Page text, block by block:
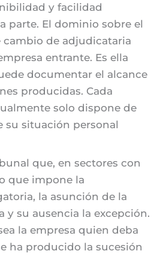
y facilidad
parte. El dominio sobre el
cambio de adjudicataria
entrante. Es ella
documentar el alcance
producidas. Cada
solo dispone de
su situación personal
que, en sectores con
que impone la
la asunción de la
y su ausencia la excepción.
la empresa quien deba
ha producido la sucesión